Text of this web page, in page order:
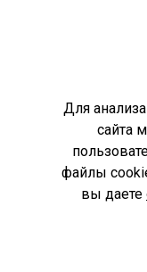
Для
сайта
файлы
вы даете